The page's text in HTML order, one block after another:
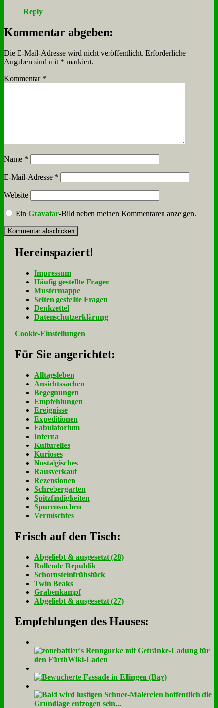
Reply
Kommentar abgeben:
Die E-Mail-Adresse wird nicht veröffentlicht. Erforderliche
Angaben sind mit * markiert.
Kommentar *
Name *
E-Mail-Adresse *
Website
EinGravatar-Bild neben meinen Kommentaren anzeigen.
Her­ein­spa­ziert!
Im­pres­sum
Häu­fig ge­stell­te Fra­gen
Mu­ster­map­pe
Sel­ten ge­stell­te Fra­gen
Denk­zet­tel
Da­ten­schutz­er­klä­rung
Cookie-Einstellungen
Für Sie an­ge­rich­tet:
Alltagsleben
Ansichtssachen
Begegnungen
Empfehlungen
Ereignisse
Expeditionen
Fabulatorium
Interna
Kulturelles
Kurioses
Nostalgisches
Rausverkauf
Rezensionen
Schrebergarten
Spitzfindigkeiten
Spurensuchen
Vermischtes
Frisch auf den Tisch:
Ab­ge­liebt & aus­ge­setzt (28)
Rol­len­de Re­pu­blik
Schorn­stein­früh­stück
Twin Beaks
Gra­ben­kampf
Ab­ge­liebt & aus­ge­setzt (27)
Empfehlungen des Hauses: